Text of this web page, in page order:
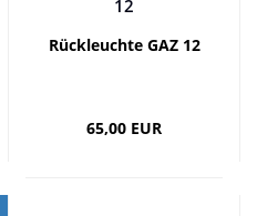
Rückleuchte GAZ 12
65,00 EUR